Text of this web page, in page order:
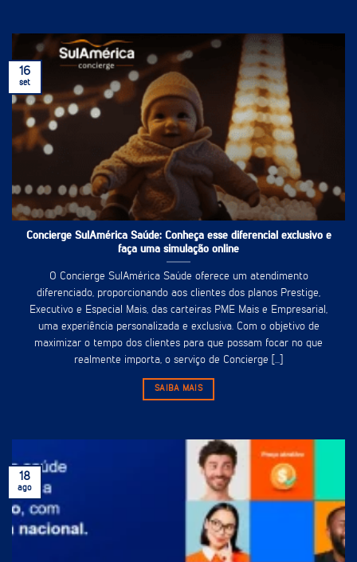
Concierge SulAmérica Saúde: Conheça esse diferencial exclusivo e
faça uma simulação online
O Concierge SulAmérica Saúde oferece um atendimento
diferenciado, proporcionando aos clientes dos planos Prestige,
Executivo e Especial Mais, das carteiras PME Mais e Empresarial,
uma experiência personalizada e exclusiva. Com o objetivo de
maximizar o tempo dos clientes para que possam focar no que
realmente importa, o serviço de Concierge [...]
SAIBA MAIS
16
set
18
ago